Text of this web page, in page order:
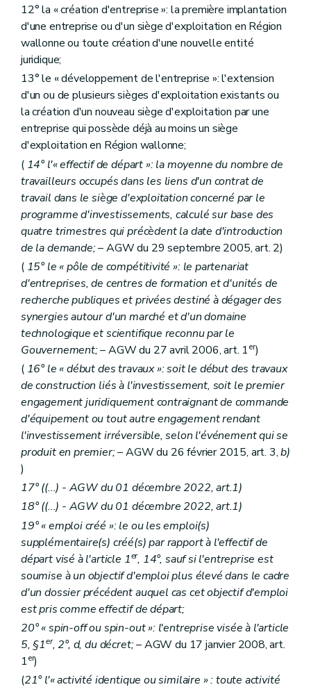
12° la « création d'entreprise »: la première implantation
d'une entreprise ou d'un siège d'exploitation en Région
wallonne ou toute création d'une nouvelle entité
juridique;
13° le « développement de l'entreprise »: l'extension
d'un ou de plusieurs sièges d'exploitation existants ou
la création d'un nouveau siège d'exploitation par une
entreprise qui possède déjà au moins un siège
d'exploitation en Région wallonne;
( 14° l'« effectif de départ »: la moyenne du nombre de
travailleurs occupés dans les liens d'un contrat de
travail dans le siège d'exploitation concerné par le
programme d'investissements, calculé sur base des
quatre trimestres qui précèdent la date d'introduction
de la demande;– AGW du 29 septembre 2005, art. 2)
( 15° le « pôle de compétitivité »: le partenariat
d'entreprises, de centres de formation et d'unités de
recherche publiques et privées destiné à dégager des
synergies autour d'un marché et d'un domaine
technologique et scientifique reconnu par le
Gouvernement;– AGW du 27 avril 2006, art. 1er)
( 16° le « début des travaux »: soit le début des travaux
de construction liés à l'investissement, soit le premier
engagement juridiquement contraignant de commande
d'équipement ou tout autre engagement rendant
l'investissement irréversible, selon l'événement qui se
produit en premier;– AGW du 26 février 2015, art. 3,b)
)
17° ((...) - AGW du 01 décembre 2022, art.1)
18° ((...) - AGW du 01 décembre 2022, art.1)
19° « emploi créé »: le ou les emploi(s)
supplémentaire(s) créé(s) par rapport à l'effectif de
départ visé à l'article 1er, 14°, sauf si l'entreprise est
soumise à un objectif d'emploi plus élevé dans le cadre
d'un dossier précédent auquel cas cet objectif d'emploi
est pris comme effectif de départ;
20° « spin-off ou spin-out »: l'entreprise visée à l'article
5, §1er, 2°, d, du décret;– AGW du 17 janvier 2008, art.
1er)
(21° l'« activité identique ou similaire » : toute activité